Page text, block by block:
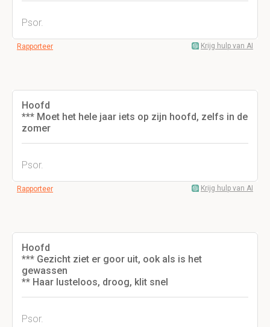
Psor.
Rapporteer Krijg hulp van AI
Hoofd
*** Moet het hele jaar iets op zijn hoofd, zelfs in de
zomer
Psor.
Rapporteer Krijg hulp van AI
Hoofd
*** Gezicht ziet er goor uit, ook als is het
gewassen
** Haar lusteloos, droog, klit snel
Psor.